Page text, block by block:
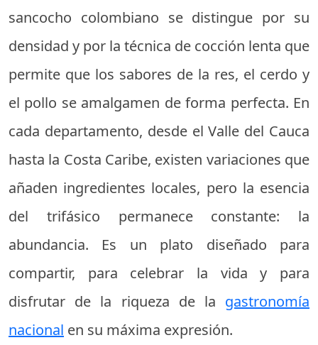
sancocho colombiano se distingue por su
densidad y por la técnica de cocción lenta que
permite que los sabores de la res, el cerdo y
el pollo se amalgamen de forma perfecta. En
cada departamento, desde el Valle del Cauca
hasta la Costa Caribe, existen variaciones que
añaden ingredientes locales, pero la esencia
del trifásico permanece constante: la
abundancia. Es un plato diseñado para
compartir, para celebrar la vida y para
disfrutar de la riqueza de la gastronomía
nacional en su máxima expresión.